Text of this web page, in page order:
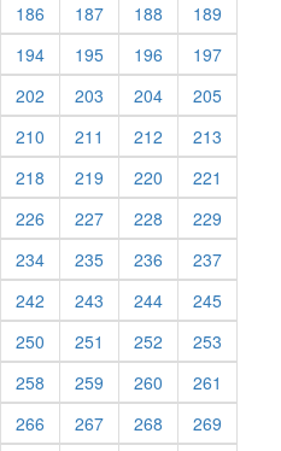
186 187 188
189
194 195 196
197
202 203 204
205
210 211 212
213
218 219 220
221
226 227 228
229
234 235 236
237
242 243 244
245
250 251 252
253
258 259 260
261
266 267 268
269